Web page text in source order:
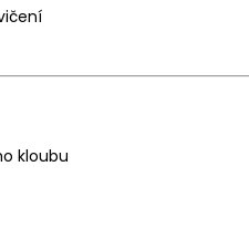
kloubu